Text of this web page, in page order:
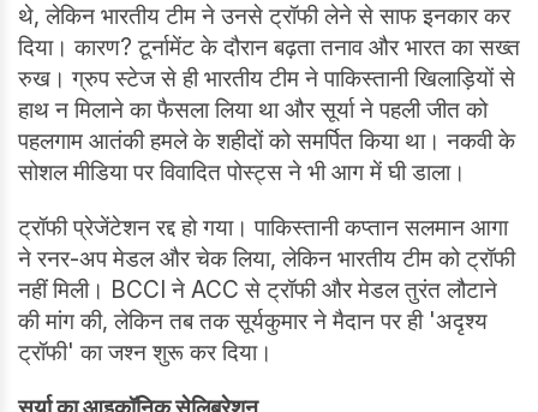
थे, लेकिन भारतीय टीम ने उनसे ट्रॉफी लेने से साफ इनकार कर
दिया। कारण? टूर्नामेंट के दौरान बढ़ता तनाव और भारत का सख्त
रुख। ग्रुप स्टेज से ही भारतीय टीम ने पाकिस्तानी खिलाड़ियों से
हाथ न मिलाने का फैसला लिया था और सूर्या ने पहली जीत को
पहलगाम आतंकी हमले के शहीदों को समर्पित किया था। नकवी के
सोशल मीडिया पर विवादित पोस्ट्स ने भी आग में घी डाला।
ट्रॉफी प्रेजेंटेशन रद्द हो गया। पाकिस्तानी कप्तान सलमान आगा
ने रनर-अप मेडल और चेक लिया, लेकिन भारतीय टीम को ट्रॉफी
नहीं मिली। BCCI ने ACC से ट्रॉफी और मेडल तुरंत लौटाने
की मांग की, लेकिन तब तक सूर्यकुमार ने मैदान पर ही 'अदृश्य
ट्रॉफी' का जश्न शुरू कर दिया।